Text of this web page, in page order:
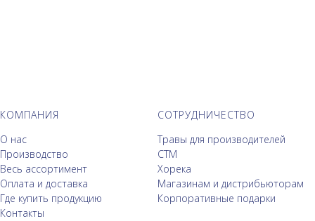
КОМПАНИЯ
О нас
Производство
Весь ассортимент
Оплата и доставка
Где купить продукцию
Контакты
СОТРУДНИЧЕСТВО
Травы для производителей
СТМ
Хорека
Магазинам и дистрибьюторам
Корпоративные подарки